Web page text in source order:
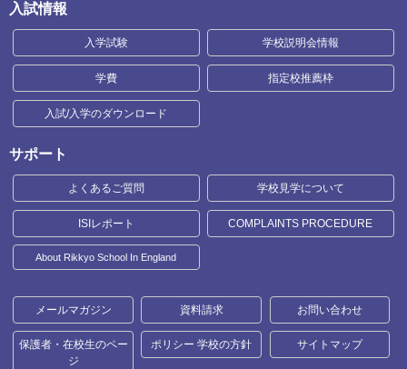
入試情報
入学試験 学校説明会情報
学費 指定校推薦枠
入試/入学のダウンロード
サポート
よくあるご質問 学校見学について
ISIレポート COMPLAINTS PROCEDURE
About Rikkyo School In England
メールマガジン 資料請求 お問い合わせ
保護者・在校生のペー
ジ
ポリシー 学校の方針 サイトマップ